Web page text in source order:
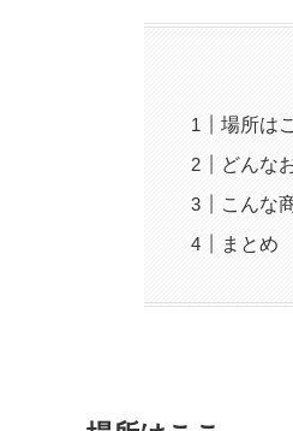
場所は
どんな
こんな
まとめ